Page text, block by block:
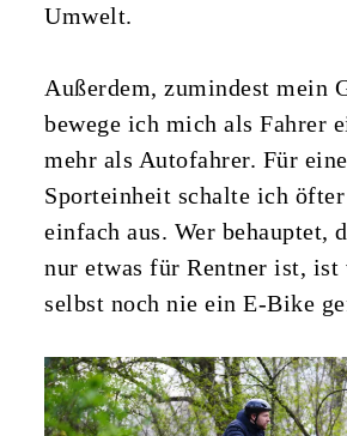
Umwelt.
Außerdem, zumindest mein
bewege ich mich als Fahrer
mehr als Autofahrer. Für
Sporteinheit schalte ich
einfach aus. Wer behauptet,
nur etwas für Rentner ist,
selbst noch nie ein E-Bike